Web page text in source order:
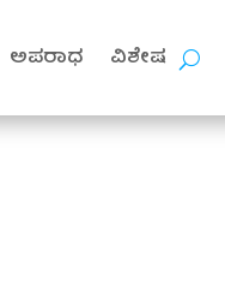
ಅಪರಾಧ ವಿಶೇಷ